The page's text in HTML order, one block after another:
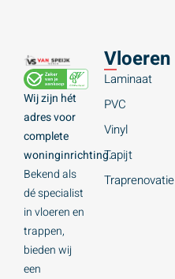
Wij zijn hét
adres voor
complete
woninginrichting.
Bekend als
dé specialist
in vloeren en
trappen,
bieden wij
een
Vloeren
Laminaat
PVC
Vinyl
Tapijt
Traprenovatie